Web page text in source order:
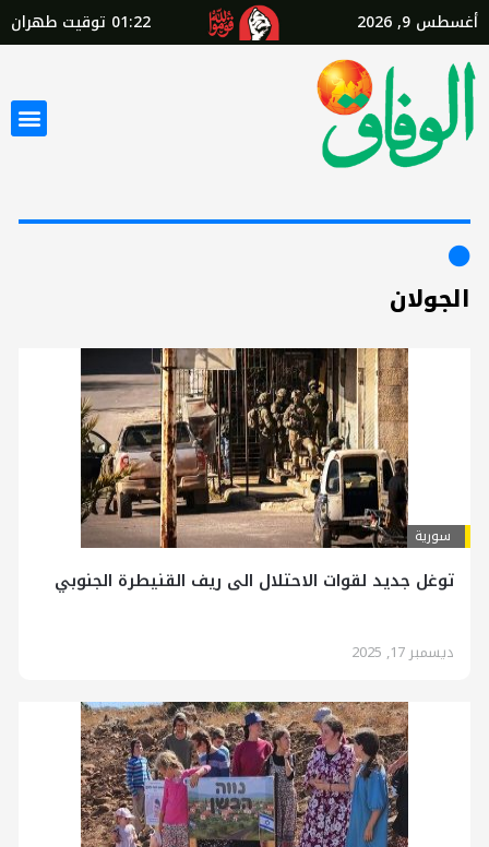
أغسطس 9, 2026 01:22 توقيت طهران
الجولان
سورية
توغل جديد لقوات الاحتلال الى ريف القنيطرة الجنوبي
ديسمبر 17, 2025